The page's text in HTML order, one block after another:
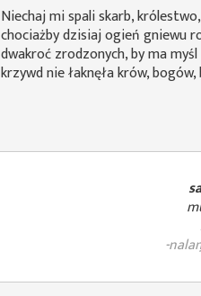
Niechaj mi spali skarb,
chociażby dzisiaj ogień gniewu
dwakroć zrodzonych, by ma
krzywd nie łaknęła krów,
-